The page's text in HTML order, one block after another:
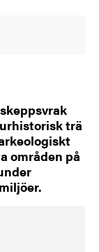
trä
områden på